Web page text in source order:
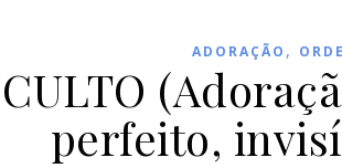
ADORAÇÃO ,
perfeito,